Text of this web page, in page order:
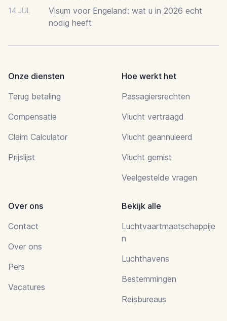
14 JUL
Visum voor Engeland: wat u in 2026 echt
nodig heeft
Onze diensten
Terug betaling
Compensatie
Claim Calculator
Prijslijst
Hoe werkt het
Passagiersrechten
Vlucht vertraagd
Vlucht geannuleerd
Vlucht gemist
Veelgestelde vragen
Over ons
Contact
Over ons
Pers
Vacatures
Bekijk alle
Luchtvaartmaatschappije
n
Luchthavens
Bestemmingen
Reisbureaus